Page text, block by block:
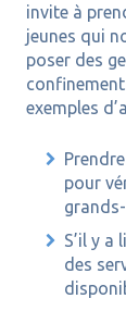
invite à
jeunes qui
poser des
exemples
pour
S’il y a
des